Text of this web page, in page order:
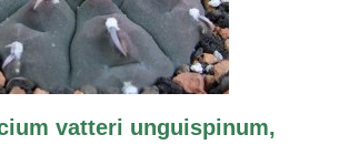
vatteri unguispinum,